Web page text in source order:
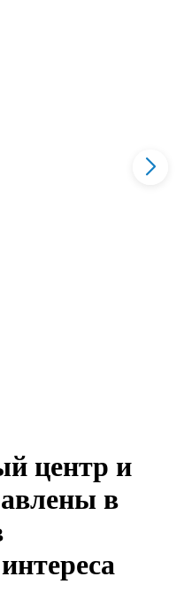
центр и
в